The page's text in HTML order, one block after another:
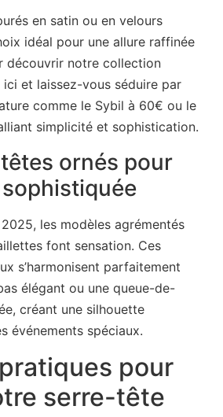
en satin ou en velours
idéal pour une allure raffinée
découvrir notre collection
et laissez-vous séduire par
comme le Sybil à 60€ ou le
simplicité et sophistication.
ornés pour
les modèles agrémentés
font sensation. Ces
s’harmonisent parfaitement
élégant ou une queue-de-
créant une silhouette
événements spéciaux.
pour
serre-tête